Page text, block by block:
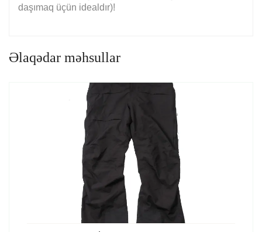
daşımaq üçün idealdır)!
Əlaqədar məhsullar